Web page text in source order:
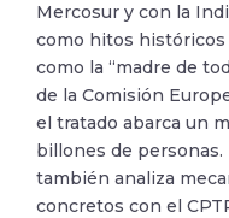
Mercosur y con la
como hitos
como la “madre de
de la Comisión
el tratado abarca un
billones de personas.
también analiza
concretos con el